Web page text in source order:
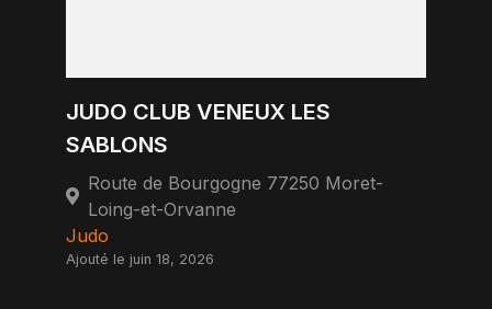
JUDO CLUB VENEUX LES
SABLONS
Route de Bourgogne 77250 Moret-
Loing-et-Orvanne
Judo
Ajouté le juin 18, 2026